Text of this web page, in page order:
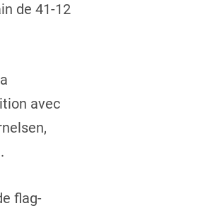
de 41-12
avec
flag-